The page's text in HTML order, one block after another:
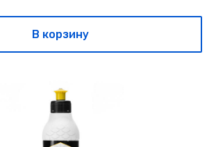
В корзину